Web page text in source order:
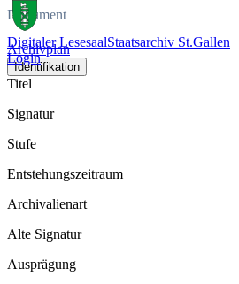
Digitaler LesesaalStaatsarchiv St.Gallen
Login
Dokument
Archivplan
Identifikation
Titel
Signatur
Stufe
Entstehungszeitraum
Archivalienart
Alte Signatur
Ausprägung